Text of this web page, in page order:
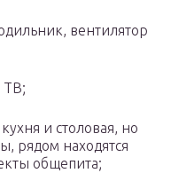
вентилятор
ТВ;
и столовая, но
рядом находятся
общепита;